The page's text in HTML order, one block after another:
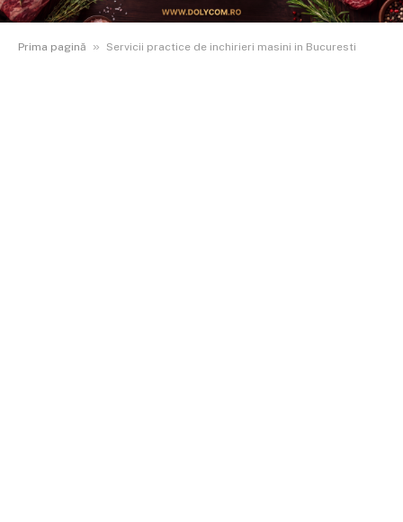
Prima pagină » Servicii practice de inchirieri masini in Bucuresti